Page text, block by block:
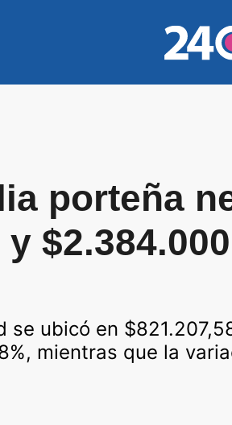
porteña
se ubicó en
mientras que la